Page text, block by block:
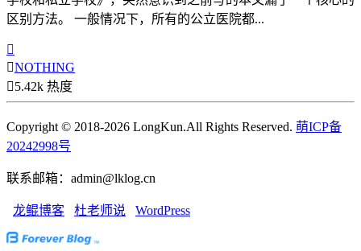
区别方法。 一般情况下，所有的公立医院都...

NOTHING
5.42k 热度
Copyright © 2018-2026 LongKun.All Rights Reserved. 萌ICP备
20242998号
联系邮箱：admin@lklog.cn
龙鲲博客 杜老师说 WordPress